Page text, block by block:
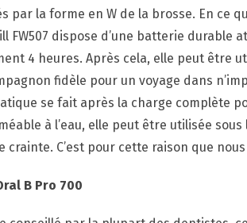
par la forme en W de la brosse. En ce
FW507 dispose d’une batterie
4 heures. Après cela, elle peut être
fidèle pour un voyage dans
se fait après la charge complète
à l’eau, elle peut être utilisée
crainte. C’est pour cette raison que
B Pro 700